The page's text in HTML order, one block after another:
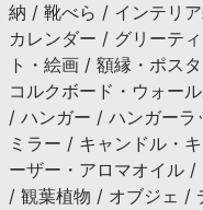
納 / 靴べら / インテリ
カレンダー / グリーテ
ト・絵画 / 額縁・ポス
コルクボード・ウォー
/ ハンガー / ハンガー
ミラー / キャンドル・
ーザー・アロマオイル
/ 観葉植物 / オブジェ /